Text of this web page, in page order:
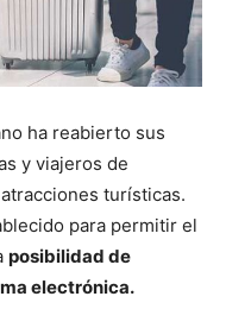
ha reabierto sus
y viajeros de
turísticas.
para permitir el
posibilidad de
electrónica.